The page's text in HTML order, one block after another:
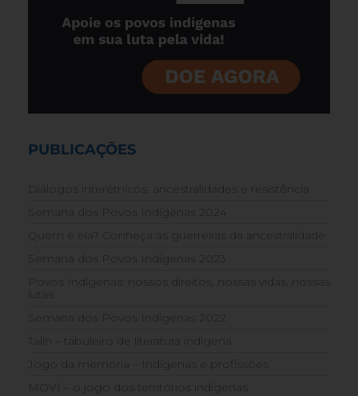
PUBLICAÇÕES
Diálogos interétnicos: ancestralidades e resistência
Semana dos Povos Indígenas 2024
Quem é ela? Conheça as guerreiras da ancestralidade
Semana dos Povos Indígenas 2023
Povos Indígenas: nossos direitos, nossas vidas, nossas
lutas
Semana dos Povos Indígenas 2022
Talin – tabuleiro de literatura indígena
Jogo da memória – Indígenas e profissões
MOVÍ – o jogo dos territórios indígenas